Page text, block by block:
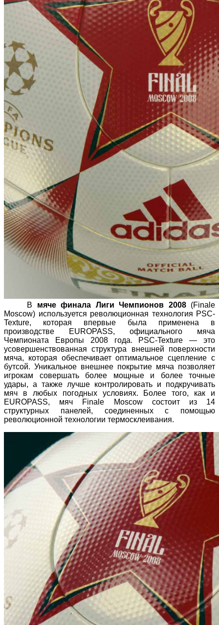
В мяче финала Лиги Чемпионов 2008(Finale
Moscow) используется революционная технология PSC-
Texture, которая впервые была применена в
производстве EUROPASS, официального мяча
Чемпионата Европы 2008 года. PSC-Texture — это
усовершенствованная структура внешней поверхности
мяча, которая обеспечивает оптимальное сцепление с
бутсой. Уникальное внешнее покрытие мяча позволяет
игрокам совершать более мощные и более точные
удары, а также лучше контролировать и подкручивать
мяч в любых погодных условиях. Более того, как и
EUROPASS, мяч Finalе Moscow состоит из 14
структурных панелей, соединенных с помощью
революционной технологии термосклеивания.